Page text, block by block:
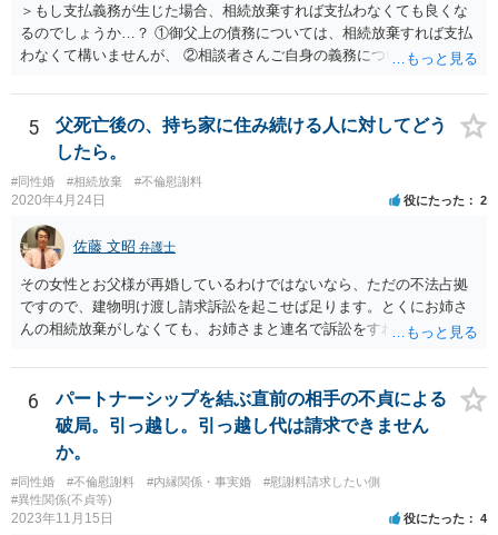
＞もし支払義務が生じた場合、相続放棄すれば支払わなくても良くな
るのでしょうか…？ ①御父上の債務については、相続放棄すれば支払
わなくて構いませんが、 ②相談者さんご自身の義務については、契約
いないので何とも言えません。 そもそも、何の義務も負わないなら、
印鑑証明まで用意して推定相続人にサインさせる意味もないような気
がします。 もし何らかの義務を相続放棄しても負う内容だと困ります
ので、契約書の文面を持って、弁護士に相談に行かれることをお勧め
します。
5
父死亡後の、持ち家に住み続ける人に対してどう
したら。
#同性婚 #相続放棄 #不倫慰謝料
2020年4月24日 役にたった 2
佐藤 文昭 弁護士
その女性とお父様が再婚しているわけではないなら、ただの不法占拠
ですので、建物明け渡し請求訴訟を起こせば足ります。とくにお姉さ
んの相続放棄がしなくても、お姉さまと連名で訴訟をすればいいだけ
6
パートナーシップを結ぶ直前の相手の不貞による
破局。引っ越し。引っ越し代は請求できません
か。
#同性婚 #不倫慰謝料 #内縁関係・事実婚
#慰謝料請求したい側
#異性関係(不貞等)
2023年11月15日 役にたった 4